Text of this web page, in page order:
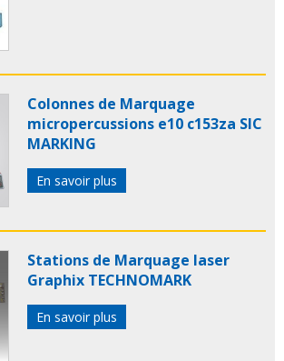
Colonnes de Marquage
micropercussions e10 c153za SIC
MARKING
En savoir plus
Stations de Marquage laser
Graphix TECHNOMARK
En savoir plus